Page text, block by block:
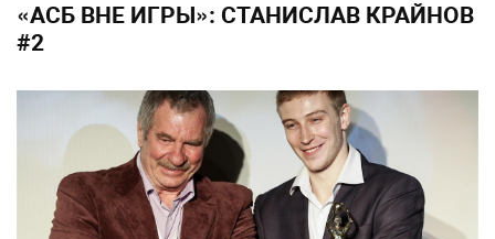
«АСБ ВНЕ ИГРЫ»: СТАНИСЛАВ КРАЙНОВ
#2